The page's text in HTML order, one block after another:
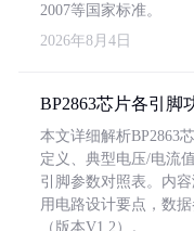
2007等国家标准。
2026年8月4日
BP2863芯片各引脚
本文详细解析BP2863
定义、典型电压/电流
引脚参数对照表。内
用电路设计要点，数
（版本V1.2）。